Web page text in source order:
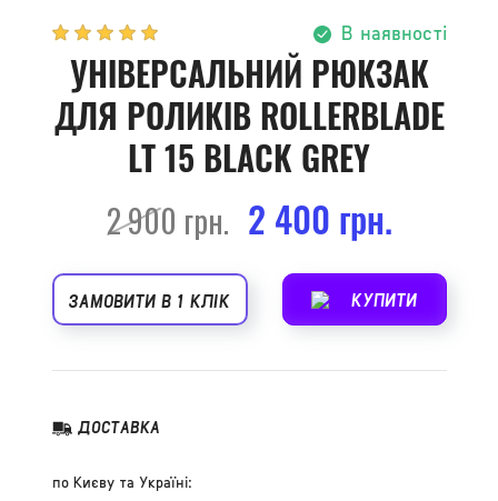
В наявності
УНІВЕРСАЛЬНИЙ РЮКЗАК
ДЛЯ РОЛИКІВ ROLLERBLADE
LT 15 BLACK GREY
2 900 грн. 2 400 грн.
КУПИТИ
ЗАМОВИТИ В 1 КЛІК
ДОСТАВКА
по Києву та Україні: